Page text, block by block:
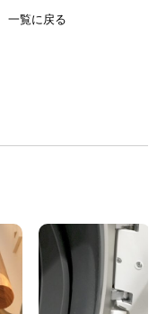
一覧に戻る